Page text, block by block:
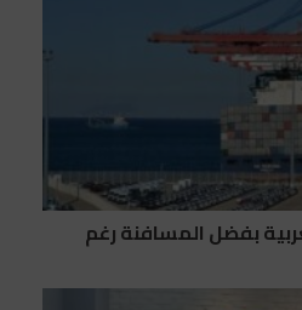
بفضل المسافنة رغم